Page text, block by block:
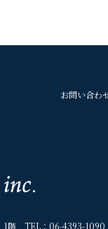
お問い合わ
階 TEL：06-4393-1090